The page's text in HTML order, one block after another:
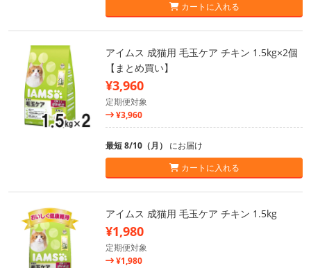
カートに入れる
アイムス 成猫用 毛玉ケア チキン 1.5kg×2個
【まとめ買い】
¥3,960
定期便対象
¥3,960
最短 8/10（月） にお届け
カートに入れる
アイムス 成猫用 毛玉ケア チキン 1.5kg
¥1,980
定期便対象
¥1,980